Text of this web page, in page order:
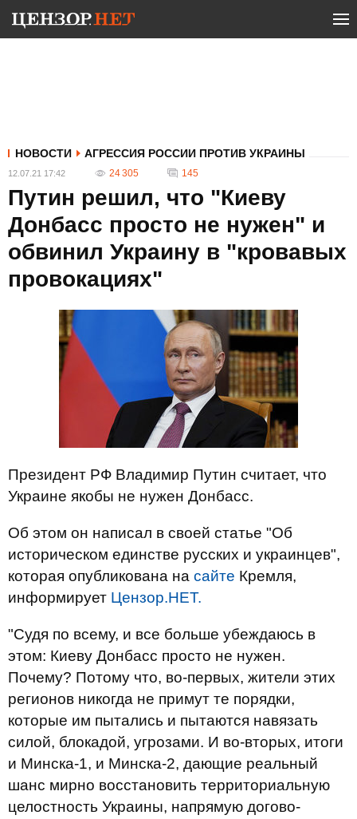
НОВОСТИ АГРЕССИЯ РОССИИ ПРОТИВ УКРАИНЫ
12.07.21 17:42 24 305 145
Путин решил, что "Киеву
Донбасс просто не нужен" и
обвинил Украину в "кровавых
провокациях"
Президент РФ Владимир Путин считает, что
Украине якобы не нужен Донбасс.
Об этом он написал в своей статье "Об
историческом единстве русских и украинцев",
которая опубликована на сайте Кремля,
информирует Цензор.НЕТ.
"Судя по всему, и все больше убеждаюсь в
этом: Киеву Донбасс просто не нужен.
Почему? Потому что, во-первых, жители этих
регионов никогда не примут те порядки,
которые им пытались и пытаются навя­зать
силой, блокадой, угрозами. И во-вторых, итоги
и Минска-1, и Минска-2, дающие реальный
шанс мирно восста­новить терри­ториальную
целостность Украины, напря­мую догово­